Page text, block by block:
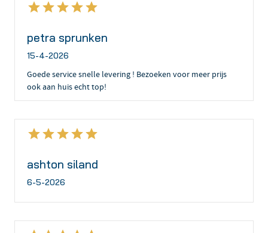
petra sprunken
15-4-2026
Goede service snelle levering ! Bezoeken voor meer prijs
ook aan huis echt top!
ashton siland
6-5-2026